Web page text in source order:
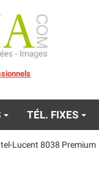
TÉL. FIXES
Lucent 8038 Premium